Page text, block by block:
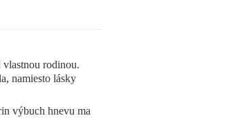
vlastnou rodinou.
namiesto lásky
výbuch hnevu ma